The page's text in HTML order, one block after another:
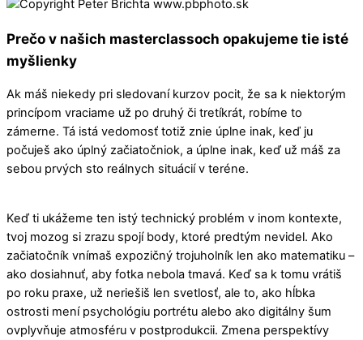
Prečo v našich masterclassoch opakujeme tie isté
myšlienky
Ak máš niekedy pri sledovaní kurzov pocit, že sa k niektorým
princípom vraciame už po druhý či tretíkrát, robíme to
zámerne. Tá istá vedomosť totiž znie úplne inak, keď ju
počuješ ako úplný začiatočniok, a úplne inak, keď už máš za
sebou prvých sto reálnych situácií v teréne.
Keď ti ukážeme ten istý technický problém v inom kontexte,
tvoj mozog si zrazu spojí body, ktoré predtým nevidel. Ako
začiatočník vnímaš expozičný trojuholník len ako matematiku –
ako dosiahnuť, aby fotka nebola tmavá. Keď sa k tomu vrátiš
po roku praxe, už neriešiš len svetlosť, ale to, ako hĺbka
ostrosti mení psychológiu portrétu alebo ako digitálny šum
ovplyvňuje atmosféru v postprodukcii. Zmena perspektívy